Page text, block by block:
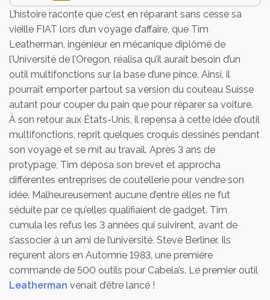
Tournevis moyen
Tournevis extra-petit
L’histoire raconte que c’est en réparant sans cesse sa
vieille FIAT lors d’un voyage d’affaire, que Tim
Leatherman, ingénieur en mécanique diplômé de
l’Université de l’Oregon, réalisa qu’il aurait besoin d’un
outil multifonctions sur la base d’une pince. Ainsi, il
pourrait emporter partout sa version du couteau Suisse
autant pour couper du pain que pour réparer sa voiture.
À son retour aux États-Unis, il repensa à cette idée d’outil
multifonctions, reprit quelques croquis dessinés pendant
son voyage et se mit au travail. Après 3 ans de
protypage, Tim déposa son brevet et approcha
différentes entreprises de coutellerie pour vendre son
idée. Malheureusement aucune d’entre elles ne fut
séduite par ce qu’elles qualifiaient de gadget. Tim
cumula les refus les 3 années qui suivirent, avant de
s’associer à un ami de l’université, Steve Berliner. Ils
reçurent alors en Automne 1983, une première
commande de 500 outils pour Cabela’s. Le premier outil
Leatherman venait d’être lancé !